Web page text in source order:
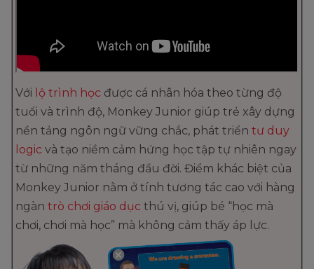
Với lộ trình học được cá nhân hóa theo từng độ
tuổi và trình độ, Monkey Junior giúp trẻ xây dựng
nền tảng ngôn ngữ vững chắc, phát triển tư duy
logic và tạo niềm cảm hứng học tập tự nhiên ngay
từ những năm tháng đầu đời. Điểm khác biệt của
Monkey Junior nằm ở tính tương tác cao với hàng
ngàn trò chơi giáo dục thú vị, giúp bé “học mà
chơi, chơi mà học” mà không cảm thấy áp lực.